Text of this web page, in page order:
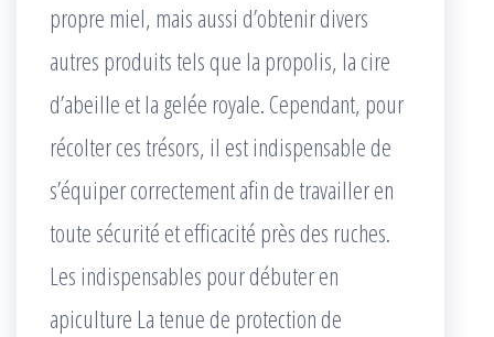
propre miel, mais aussi d’obtenir divers
autres produits tels que la propolis, la cire
d’abeille et la gelée royale. Cependant, pour
récolter ces trésors, il est indispensable de
s’équiper correctement afin de travailler en
toute sécurité et efficacité près des ruches.
Les indispensables pour débuter en
apiculture La tenue de protection de